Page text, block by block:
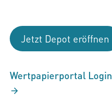
Jetzt Depot eröffnen
Wertpapierportal Login